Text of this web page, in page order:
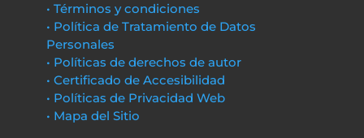
• Términos y condiciones
• Política de Tratamiento de Datos
Personales
• Políticas de derechos de autor
• Certificado de Accesibilidad
• Políticas de Privacidad Web
• Mapa del Sitio